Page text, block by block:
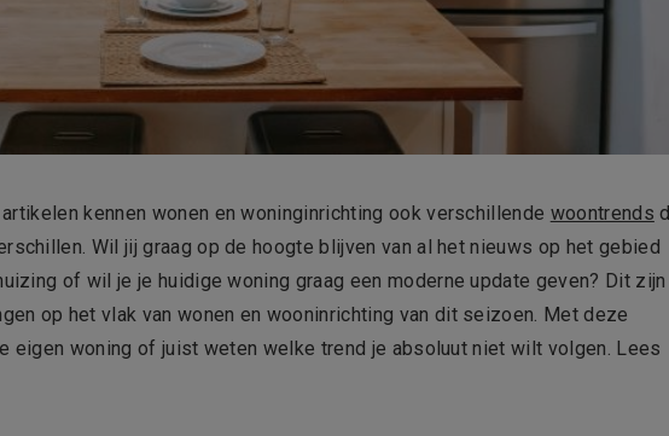
kennen wonen en woninginrichting ook verschillende woontrends
Wil jij graag op de hoogte blijven van al het nieuws op het gebied
of wil je je huidige woning graag een moderne update geven? Dit zijn
op het vlak van wonen en wooninrichting van dit seizoen. Met deze
eigen woning of juist weten welke trend je absoluut niet wilt volgen. Lees